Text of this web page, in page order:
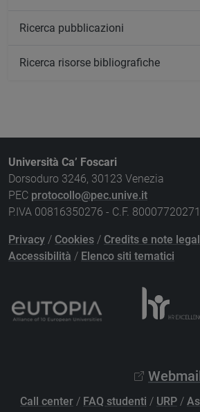
Ricerca pubblicazioni
Ricerca risorse bibliografiche
Università Ca’ Foscari
Dorsoduro 3246, 30123 Venezia
PEC protocollo@pec.unive.it
P.IVA 00816350276 - C.F. 80007720271
Privacy / Cookies / Credits e note
Accessibilità / Elenco siti tematici
Call center / FAQ studenti / URP /